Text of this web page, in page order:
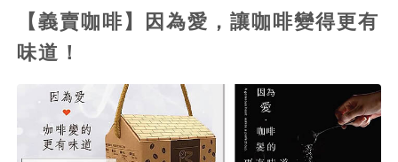
【義賣咖啡】因為愛，讓咖啡變得更有
味道！